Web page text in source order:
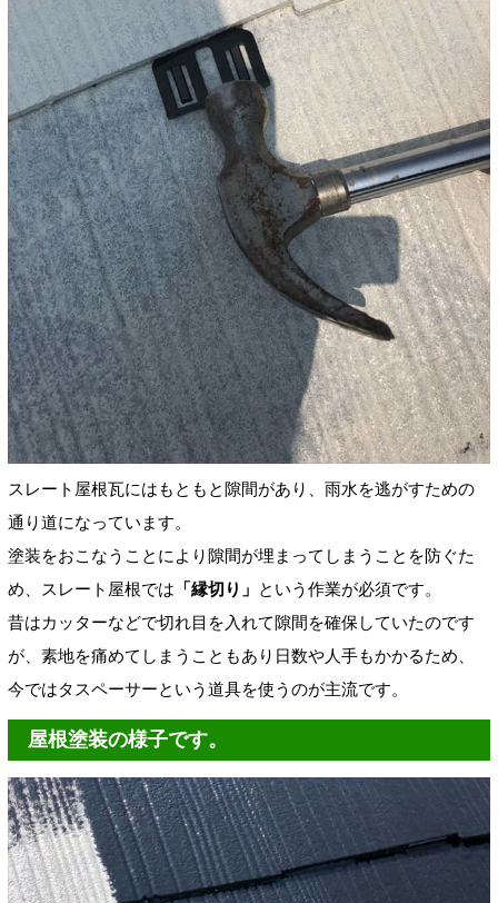
スレート屋根瓦にはもともと隙間があり、雨水を逃がすための
通り道になっています。
塗装をおこなうことにより隙間が埋まってしまうことを防ぐた
め、スレート屋根では 「縁切り」 という作業が必須です。
昔はカッターなどで切れ目を入れて隙間を確保していたのです
が、素地を痛めてしまうこともあり日数や人手もかかるため、
今ではタスペーサーという道具を使うのが主流です。
屋根塗装の様子です。